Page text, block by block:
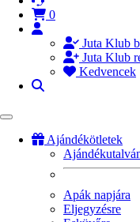
0
Juta Klub
Juta Klub
Kedvencek
Ajándékötletek
Apák napjára
Eljegyzésre